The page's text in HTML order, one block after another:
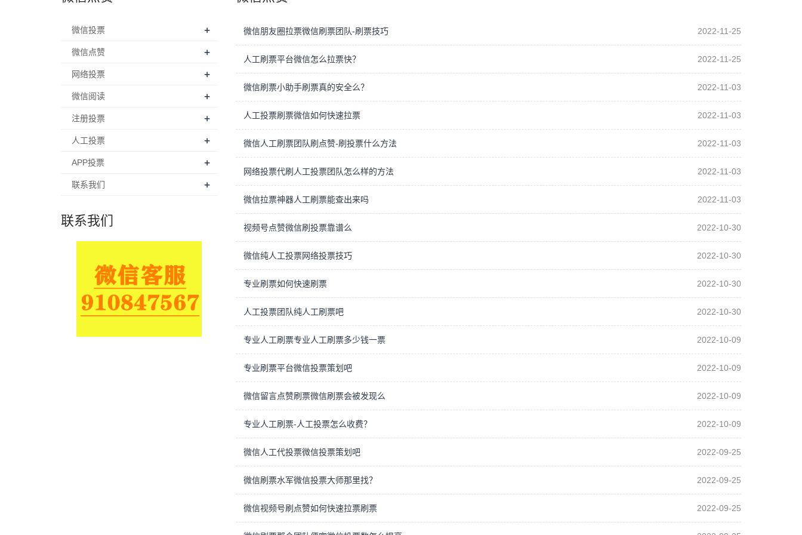
微信朋友圈拉票微信刷票团队-刷票技巧 2022-11-25
人工刷票平台微信怎么拉票快？ 2022-11-25
微信刷票小助手刷票真的安全么？ 2022-11-03
人工投票刷票微信如何快速拉票 2022-11-03
微信人工刷票团队刷点赞-刷投票什么方法 2022-11-03
网络投票代刷人工投票团队怎么样的方法 2022-11-03
微信拉票神器人工刷票能查出来吗 2022-11-03
视频号点赞微信刷投票靠谱么 2022-10-30
微信纯人工投票网络投票技巧 2022-10-30
专业刷票如何快速刷票 2022-10-30
人工投票团队纯人工刷票吧 2022-10-30
专业人工刷票专业人工刷票多少钱一票 2022-10-09
专业刷票平台微信投票策划吧 2022-10-09
微信留言点赞刷票微信刷票会被发现么 2022-10-09
专业人工刷票-人工投票怎么收费？ 2022-10-09
微信人工代投票微信投票策划吧 2022-09-25
微信刷票水军微信投票大师那里找？ 2022-09-25
微信视频号刷点赞如何快速拉票刷票 2022-09-25
微信投票 +
微信点赞 +
网络投票 +
微信阅读 +
注册投票 +
人工投票 +
APP投票 +
联系我们 +
联系我们